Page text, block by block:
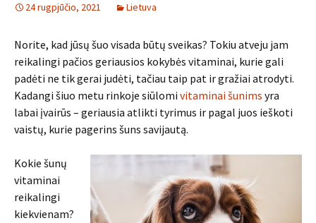
24 rugpjūčio, 2021 Lietuva
Norite, kad jūsų šuo visada būtų sveikas? Tokiu atveju jam
reikalingi pačios geriausios kokybės vitaminai, kurie gali
padėti ne tik gerai judėti, tačiau taip pat ir gražiai atrodyti.
Kadangi šiuo metu rinkoje siūlomi vitaminai šunims yra
labai įvairūs – geriausia atlikti tyrimus ir pagal juos ieškoti
vaistų, kurie pagerins šuns savijautą.
Kokie šunų
vitaminai
reikalingi
kiekvienam?